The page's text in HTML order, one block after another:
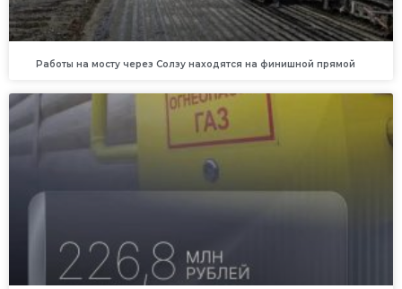
Работы на мосту через Солзу находятся на финишной прямой